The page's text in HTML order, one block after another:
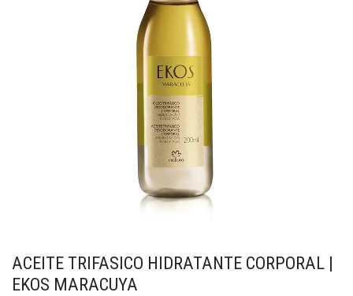
ACEITE TRIFASICO HIDRATANTE CORPORAL |
EKOS MARACUYA